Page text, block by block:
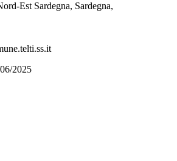
Est Sardegna, Sardegna,
2025